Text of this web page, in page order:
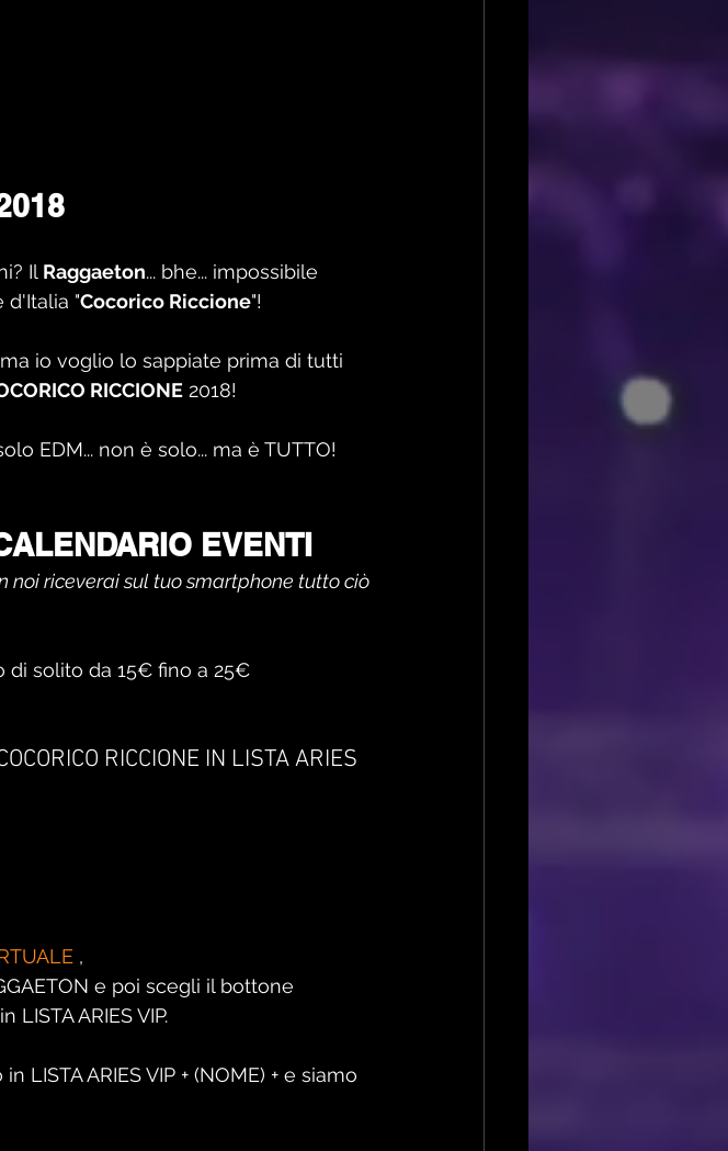
Il Raggaeton... bhe... impossibile
d'Italia "Cocorico Riccione"!
io voglio lo sappiate prima di tutti
RICCIONE 2018!
EDM... non è solo... ma è TUTTO!
EVENTI
noi riceverai sul tuo smartphone tutto ciò
di solito da 15€ fino a 25€
RICCIONE IN LISTA ARIES
,
e poi scegli il bottone
ARIES VIP.
LISTA ARIES VIP + (NOME) + e siamo